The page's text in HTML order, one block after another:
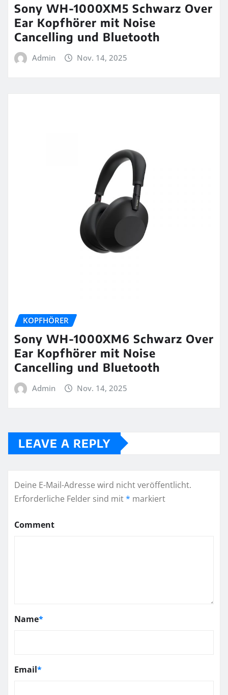
Sony WH-1000XM5 Schwarz Over
Ear Kopfhörer mit Noise
Cancelling und Bluetooth
Admin Nov. 14, 2025
KOPFHÖRER
Sony WH-1000XM6 Schwarz Over
Ear Kopfhörer mit Noise
Cancelling und Bluetooth
Admin Nov. 14, 2025
LEAVE A REPLY
Deine E-Mail-Adresse wird nicht veröffentlicht.
Erforderliche Felder sind mit* markiert
Comment
Name*
Email*